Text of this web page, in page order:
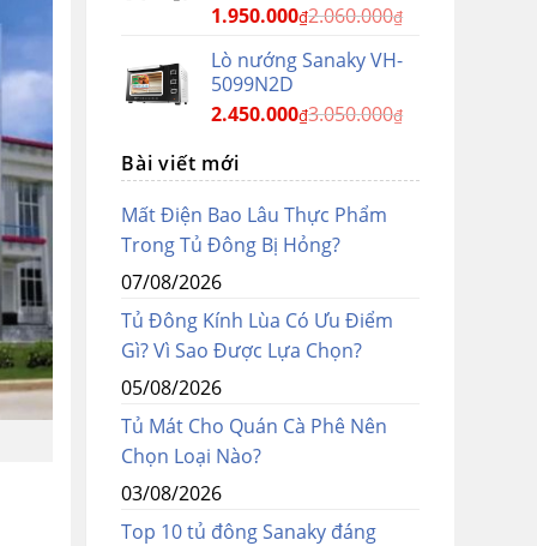
1.950.000₫2.060.000₫
Lò nướng Sanaky VH-
5099N2D
2.450.000₫3.050.000₫
Bài viết mới
Mất Điện Bao Lâu Thực Phẩm
Trong Tủ Đông Bị Hỏng?
07/08/2026
Tủ Đông Kính Lùa Có Ưu Điểm
Gì? Vì Sao Được Lựa Chọn?
05/08/2026
Tủ Mát Cho Quán Cà Phê Nên
Chọn Loại Nào?
03/08/2026
Top 10 tủ đông Sanaky đáng